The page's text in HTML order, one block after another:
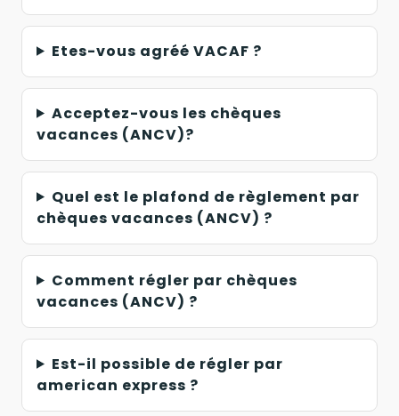
Etes-vous agréé VACAF ?
Acceptez-vous les chèques
vacances (ANCV)?
Quel est le plafond de règlement par
chèques vacances (ANCV) ?
Comment régler par chèques
vacances (ANCV) ?
Est-il possible de régler par
american express ?